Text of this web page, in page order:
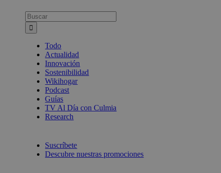
Busca:
Todo
Actualidad
Innovación
Sostenibilidad
Wikihogar
Podcast
Guías
TV Al Día con Culmia
Research
Suscríbete
Descubre nuestras promociones